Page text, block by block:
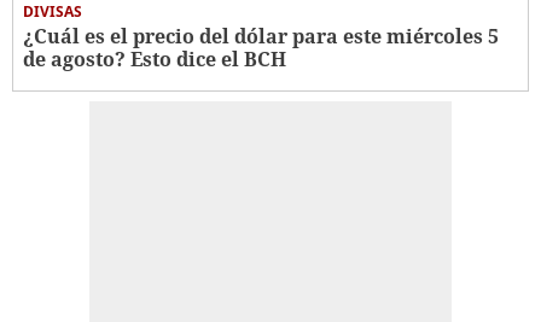
DIVISAS
¿Cuál es el precio del dólar para este miércoles 5
de agosto? Esto dice el BCH